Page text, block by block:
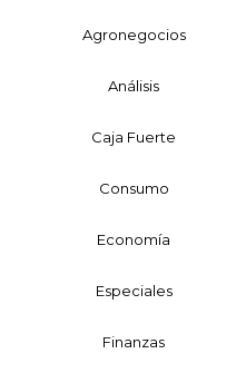
Agronegocios
Análisis
Caja Fuerte
Consumo
Economía
Especiales
Finanzas